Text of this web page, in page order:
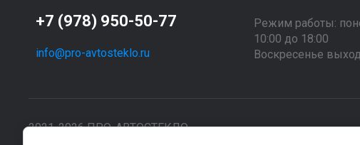
+7 (978) 950-50-77
info@pro-avtosteklo.ru
Режим работы:
10:00 до 18:00
Воскресенье
2021-2026 ПРО-АВТОСТЕКЛО